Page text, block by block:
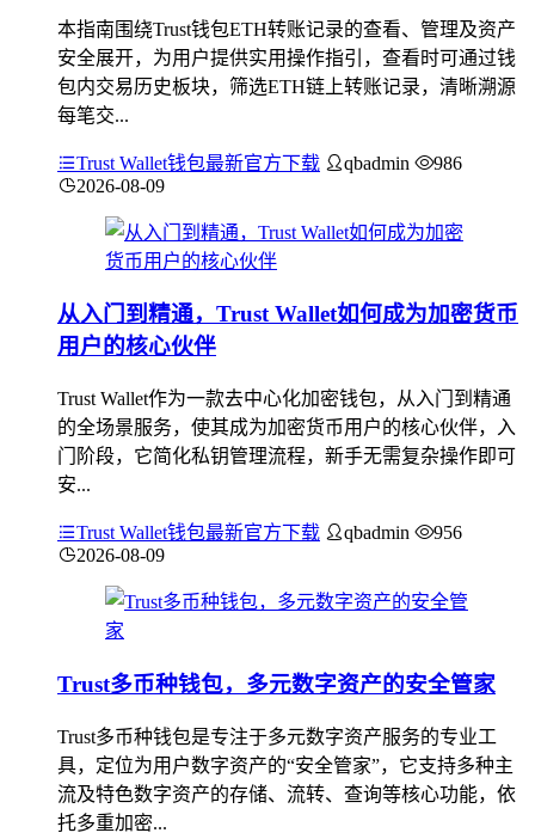
本指南围绕Trust钱包ETH转账记录的查看、管理及资产
安全展开，为用户提供实用操作指引，查看时可通过钱
包内交易历史板块，筛选ETH链上转账记录，清晰溯源
每笔交...
Trust Wallet钱包最新官方下载 qbadmin
986
2026-08-09
从入门到精通，Trust Wallet如何成为加密货币
用户的核心伙伴
Trust Wallet作为一款去中心化加密钱包，从入门到精通
的全场景服务，使其成为加密货币用户的核心伙伴，入
门阶段，它简化私钥管理流程，新手无需复杂操作即可
安...
Trust Wallet钱包最新官方下载 qbadmin
956
2026-08-09
Trust多币种钱包，多元数字资产的安全管家
Trust多币种钱包是专注于多元数字资产服务的专业工
具，定位为用户数字资产的“安全管家”，它支持多种主
流及特色数字资产的存储、流转、查询等核心功能，依
托多重加密...